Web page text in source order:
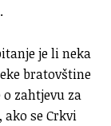
je li neka
bratovštine
zahtjevu za
se Crkvi